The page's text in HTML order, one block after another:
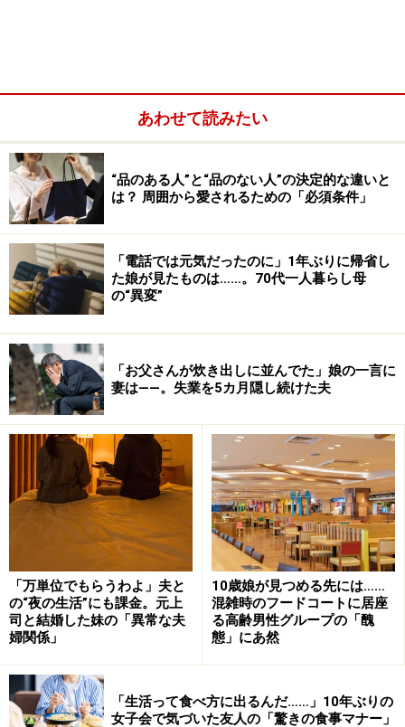
午後からは一緒に買い物にいこうと約束していた。娘は
ワンルームの隅で着替えて、「お待たせ」と言った。
娘の姿を見てビックリ
「その姿を見て、母は驚きましたよ。まあ、暑い日だっ
たんですがお尻が半分見えそうなショートパンツに胸の
谷間がくっきり見えたトップス。ちょっとあんた、何な
の、そのかっこう。私は一緒に歩きたくないよと言って
しまいました」
だって今日は暑いじゃない、それにかわいいでしょ。お
母さんが一緒なんだからむしろいいじゃないと娘はあっ
さりと言った。
「女の子は腰を冷やしちゃいけないのよと言いながら、
あれ、と私自身思いました。そういえば私も若いころ、
母に『なんてかっこうしてるの！』と言われたなと。私
の時代はそれほど露出度が高くないはずだったけどと思
あわせて読みたい
“品のある人”と“品のない人”の決定的な違いと
は？ 周囲から愛されるための「必須条件」
「電話では元気だったのに」1年ぶりに帰省し
た娘が見たものは……。70代一人暮らし母
の“異変”
「お父さんが炊き出しに並んでた」娘の一言に
妻は――。失業を5カ月隠し続けた夫
「万単位でもらうわよ」夫と
の“夜の生活”にも課金。元上
司と結婚した妹の「異常な夫
婦関係」
10歳娘が見つめる先には……
混雑時のフードコートに居座
る高齢男性グループの「醜
態」にあ然
「生活って食べ方に出るんだ……」10年ぶりの
女子会で気づいた友人の「驚きの食事マナー」